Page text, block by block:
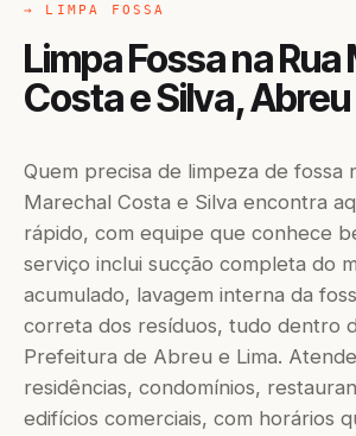
→ LIMPA FOSSA
Limpa Fossa na
Costa e Silva,
Quem precisa de limpeza de fossa
Marechal Costa e Silva encontra
rápido, com equipe que conhece
serviço inclui sucção completa do
acumulado, lavagem interna da
correta dos resíduos, tudo dentro
Prefeitura de Abreu e Lima.
residências, condomínios,
edifícios comerciais, com horários